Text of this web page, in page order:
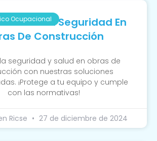
Ocupacional
De La Seguridad En
De Construcción
seguridad y salud en obras de
con nuestras soluciones
¡Protege a tu equipo y cumple
con las normativas!
Ricse 27 de diciembre de 2024